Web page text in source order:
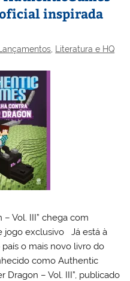
inspirada
, Literatura e HQ
– Vol. III” chega com
jogo exclusivo Já está à
o mais novo livro do
como Authentic
Dragon – Vol. III”, publicado